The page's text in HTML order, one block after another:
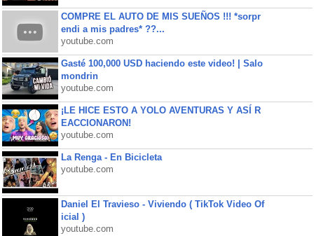
COMPRE EL AUTO DE MIS SUEÑOS !!! *sorpr
endi a mis padres* ??...
youtube.com
Gasté 100,000 USD haciendo este video! | Salo
mondrin
youtube.com
¡LE HICE ESTO A YOLO AVENTURAS Y ASÍ R
EACCIONARON!
youtube.com
La Renga - En Bicicleta
youtube.com
Daniel El Travieso - Viviendo ( TikTok Video Of
icial )
youtube.com